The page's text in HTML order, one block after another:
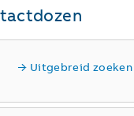
Uitgebreid zoeken